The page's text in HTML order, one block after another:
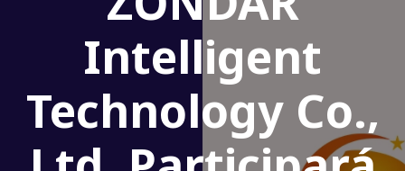
Intelligent
Technology Co.,